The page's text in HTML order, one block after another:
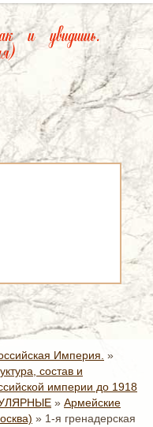
и увидишь.
Империя. »
состав и
империи до 1918
» Армейские
» 1-я гренадерская